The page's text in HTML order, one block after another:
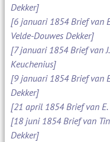
Dekker]
[6 januari 1854 Brief van
Velde-Douwes Dekker]
[7 januari 1854 Brief van
Keuchenius]
[9 januari 1854 Brief van
Dekker]
[21 april 1854 Brief van E.
[18 juni 1854 Brief van
Dekker]